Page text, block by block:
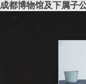
成都博物馆及下属子